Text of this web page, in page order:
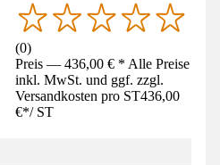
(0)
Preis — 436,00 € * Alle Preise
inkl. MwSt. und ggf. zzgl.
Versandkosten pro ST436,00
€*/ ST